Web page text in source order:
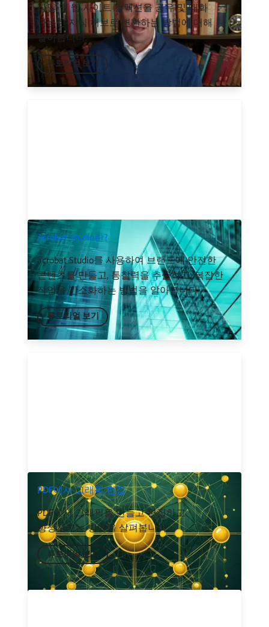
파일 및 웹 사이트 컬렉션을 공유 및 대화
가능한 지식 허브로 변환하는 방법에 대해
알아봅니다.
튜토리얼 보기
Acrobat Studio란?
acrobat Studio를 사용하여 브랜드에 안전한
콘텐츠를 만들고, 통찰력을 추출하고, 복잡한
작업을 간소화하는 방법을 알아봅니다
튜토리얼 보기
PDF에서 그래픽 편집
PDF에서 그래픽을 만들고 편집하고
향상시키는 방법을 살펴봅니다
튜토리얼 보기